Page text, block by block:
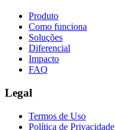
Produto
Como funciona
Soluções
Diferencial
Impacto
FAQ
Legal
Termos de Uso
Política de Privacidade